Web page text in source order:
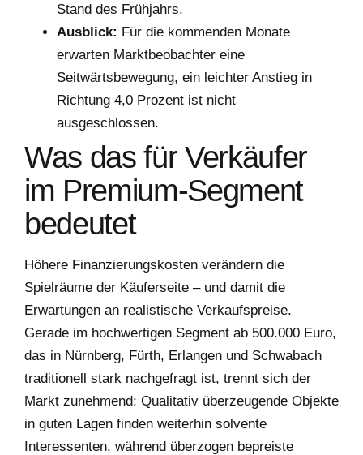
Stand des Frühjahrs.
Ausblick: Für die kommenden Monate
erwarten Marktbeobachter eine
Seitwärtsbewegung, ein leichter Anstieg in
Richtung 4,0 Prozent ist nicht
ausgeschlossen.
Was das für Verkäufer
im Premium-Segment
bedeutet
Höhere Finanzierungskosten verändern die
Spielräume der Käuferseite – und damit die
Erwartungen an realistische Verkaufspreise.
Gerade im hochwertigen Segment ab 500.000 Euro,
das in Nürnberg, Fürth, Erlangen und Schwabach
traditionell stark nachgefragt ist, trennt sich der
Markt zunehmend: Qualitativ überzeugende Objekte
in guten Lagen finden weiterhin solvente
Interessenten, während überzogen bepreiste